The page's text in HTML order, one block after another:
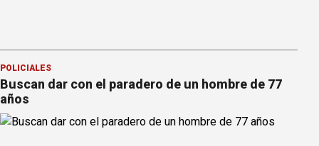
POLICIALES
Buscan dar con el paradero de un hombre de 77
años